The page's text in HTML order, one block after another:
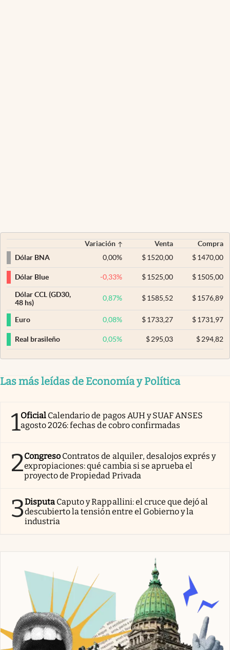
Variación Venta
Compra
Dólar BNA
0,00% $ 1520,00 $1470,00
Dólar Blue -0,33% $ 1525,00 $1505,00
Dólar CCL (GD30,
48 hs)
0,87% $ 1585,52 $1576,89
Euro 0,08% $ 1733,27 $1731,97
Real brasileño 0,05% $ 295,03 $294,82
Las más leídas de Economía y Política
1Oficial Calendario de pagos AUH y SUAF ANSES
agosto 2026: fechas de cobro confirmadas
2Congreso Contratos de alquiler, desalojos exprés y
expropiaciones: qué cambia si se aprueba el
proyecto de Propiedad Privada
3Disputa Caputo y Rappallini: el cruce que dejó al
descubierto la tensión entre el Gobierno y la
industria